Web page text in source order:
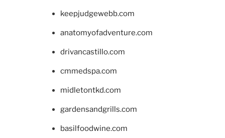
keepjudgewebb.com
anatomyofadventure.com
drivancastillo.com
cmmedspa.com
midletontkd.com
gardensandgrills.com
basilfoodwine.com